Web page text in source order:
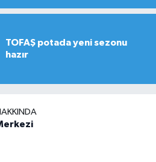
TOFAŞ potada yeni sezonu
hazır